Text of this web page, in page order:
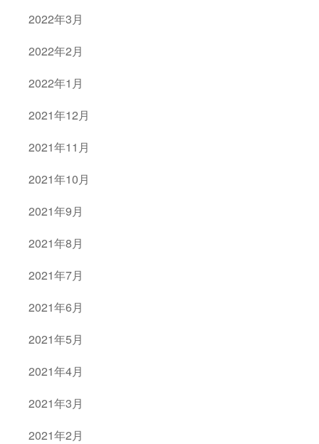
2022年3月
2022年2月
2022年1月
2021年12月
2021年11月
2021年10月
2021年9月
2021年8月
2021年7月
2021年6月
2021年5月
2021年4月
2021年3月
2021年2月